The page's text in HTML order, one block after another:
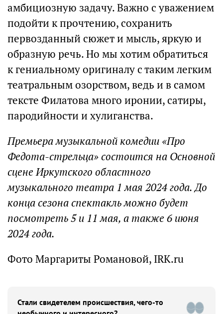
амбициозную задачу. Важно с уважением
подойти к прочтению, сохранить
первозданный сюжет и мысль, яркую и
образную речь. Но мы хотим обратиться
к гениальному оригиналу с таким легким
театральным озорством, ведь и в самом
тексте Филатова много иронии, сатиры,
пародийности и хулиганства.
Премьера музыкальной комедии «Про
Федота-стрельца» состоится на Основной
сцене Иркутского областного
музыкального театра 1 мая 2024 года. До
конца сезона спектакль можно будет
посмотреть 5 и 11 мая, а также 6 июня
2024 года.
Фото Маргариты Романовой, IRK.ru
Стали свидетелем происшествия, чего-то